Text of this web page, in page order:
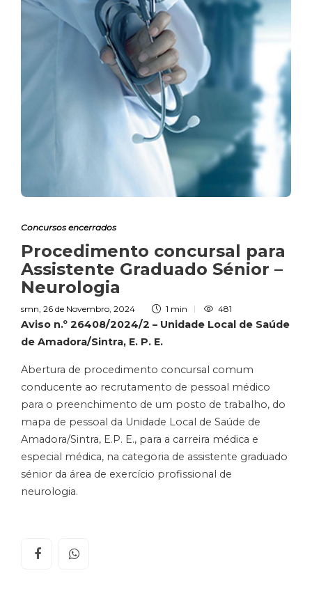
Concursos encerrados
Procedimento concursal para
Assistente Graduado Sénior –
Neurologia
smn, 26 de Novembro, 2024 1 min 481
Aviso n.º 26408/2024/2 – Unidade Local de Saúde
de Amadora/Sintra, E. P. E.
Abertura de procedimento concursal comum
conducente ao recrutamento de pessoal médico
para o preenchimento de um posto de trabalho, do
mapa de pessoal da Unidade Local de Saúde de
Amadora/Sintra, E.P. E., para a carreira médica e
especial médica, na categoria de assistente graduado
sénior da área de exercício profissional de
neurologia.